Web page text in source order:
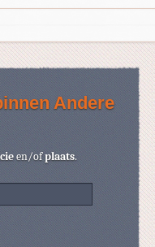
Andere
en/ofplaats.